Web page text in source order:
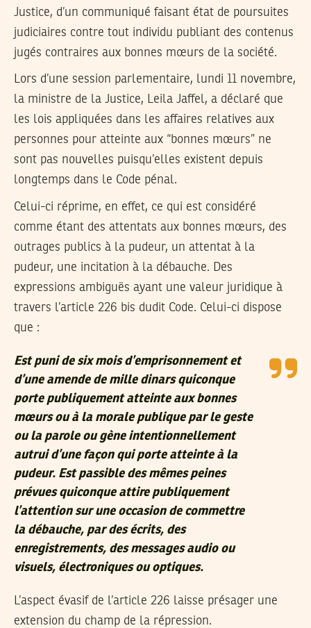
Justice, d’un communiqué faisant état de poursuites
judiciaires contre tout individu publiant des contenus
jugés contraires aux bonnes mœurs de la société.
Lors d’une session parlementaire, lundi 11 novembre,
la ministre de la Justice, Leila Jaffel, a déclaré que
les lois appliquées dans les affaires relatives aux
personnes pour atteinte aux “bonnes mœurs” ne
sont pas nouvelles puisqu’elles existent depuis
longtemps dans le Code pénal.
Celui-ci réprime, en effet, ce qui est considéré
comme étant des attentats aux bonnes mœurs, des
outrages publics à la pudeur, un attentat à la
pudeur, une incitation à la débauche. Des
expressions ambiguës ayant une valeur juridique à
travers l’article 226 bis dudit Code. Celui-ci dispose
que :
Est puni de six mois d’emprisonnement et
d’une amende de mille dinars quiconque
porte publiquement atteinte aux bonnes
mœurs ou à la morale publique par le geste
ou la parole ou gène intentionnellement
autrui d’une façon qui porte atteinte à la
pudeur. Est passible des mêmes peines
prévues quiconque attire publiquement
l’attention sur une occasion de commettre
la débauche, par des écrits, des
enregistrements, des messages audio ou
visuels, électroniques ou optiques.
L’aspect évasif de l’article 226 laisse présager une
extension du champ de la répression.